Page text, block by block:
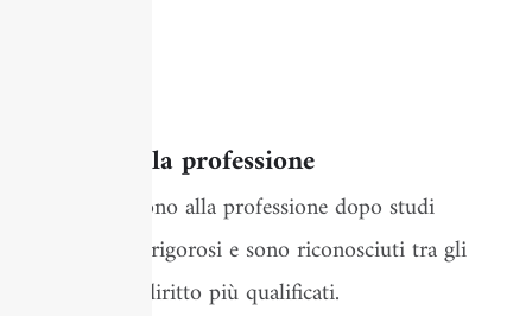
L’accesso alla professione
I Notai giungono alla professione dopo studi
estremamente rigorosi e sono riconosciuti tra gli
operatori del diritto più qualificati.